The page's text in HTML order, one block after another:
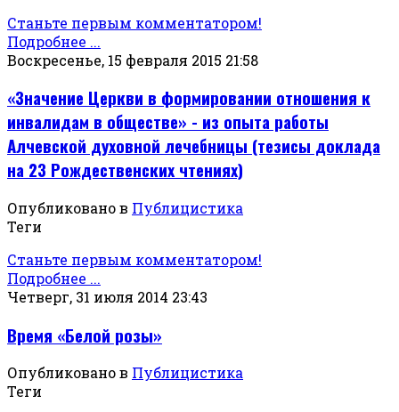
Станьте первым комментатором!
Подробнее ...
Воскресенье, 15 февраля 2015 21:58
«Значение Церкви в формировании отношения к
инвалидам в обществе» - из опыта работы
Алчевской духовной лечебницы (тезисы доклада
на 23 Рождественских чтениях)
Опубликовано в Публицистика
Теги
Станьте первым комментатором!
Подробнее ...
Четверг, 31 июля 2014 23:43
Время «Белой розы»
Опубликовано в Публицистика
Теги